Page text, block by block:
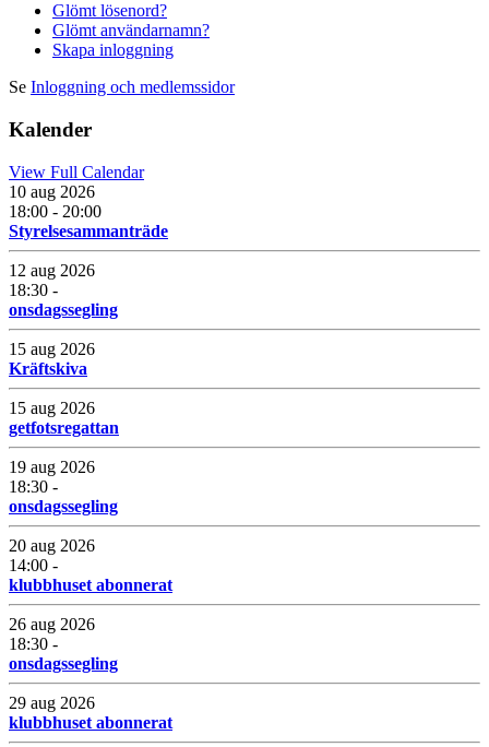
Glömt lösenord?
Glömt användarnamn?
Skapa inloggning
Se Inloggning och medlemssidor
Kalender
View Full Calendar
10 aug 2026
18:00 - 20:00
Styrelsesammanträde
12 aug 2026
18:30 -
onsdagssegling
15 aug 2026
Kräftskiva
15 aug 2026
getfotsregattan
19 aug 2026
18:30 -
onsdagssegling
20 aug 2026
14:00 -
klubbhuset abonnerat
26 aug 2026
18:30 -
onsdagssegling
29 aug 2026
klubbhuset abonnerat